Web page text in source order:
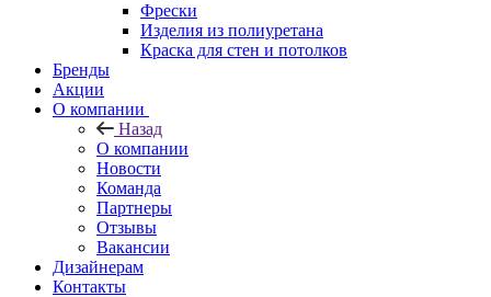
Фрески
Изделия из полиуретана
Краска для стен и потолков
Бренды
Акции
О компании
Назад
О компании
Новости
Команда
Партнеры
Отзывы
Вакансии
Дизайнерам
Контакты